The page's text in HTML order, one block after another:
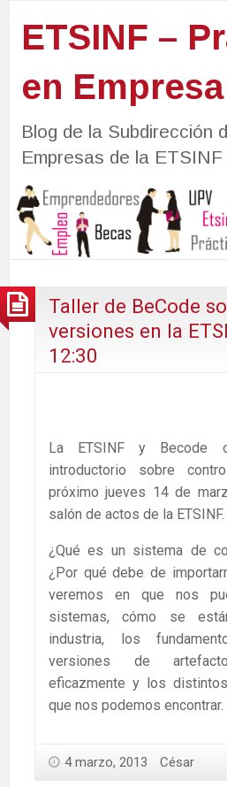
ETSINF –
en Empresa
Blog de la Subdirección
Empresas de la ETSINF
Taller de BeCode
versiones en la
12:30
La ETSINF y Becode
introductorio sobre
próximo jueves 14 de
salón de actos de la ETSINF.
¿Qué es un sistema de
¿Por qué debe de
veremos en que nos
sistemas, cómo se
industria, los
versiones de
eficazmente y los
que nos podemos encontrar.
4 marzo, 2013 César